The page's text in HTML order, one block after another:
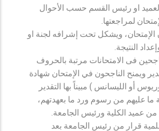
او رئيس القسم حسب الأحوال
لمراجعتها.
الإمتحان، ويشكل تحت إشرافه لجنة او
النتيجة.
فى الامتحانات مرتبة بالحروف
ويمنح الناجحون في الإمتحان شهادة
أو الليسانس ) مبيناً بها التقدير
ما عليهم من رسوم ورد ما بعهدتهم،
من عميد الكلية ورئيس الجامعة.
قرار من رئيس الجامعة بعد